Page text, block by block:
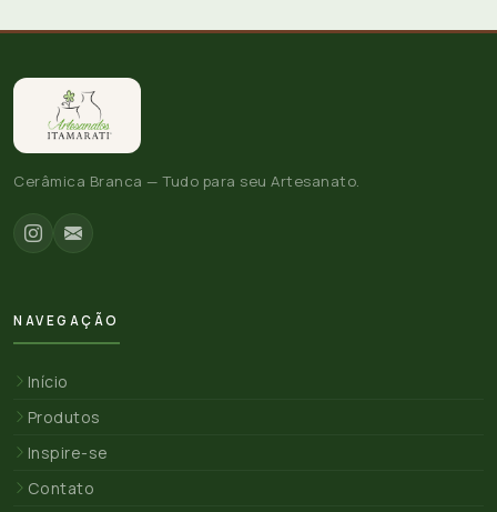
Cerâmica Branca — Tudo para seu Artesanato.
NAVEGAÇÃO
Início
Produtos
Inspire-se
Contato